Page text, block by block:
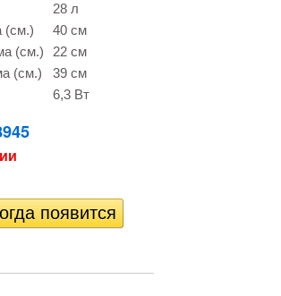
28 л
(см.)
40 см
(см.)
22 см
(см.)
39 см
6,3 Вт